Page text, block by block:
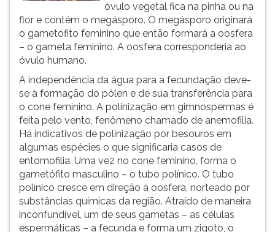
óvulo vegetal fica na pinha ou na
flor e contém o megásporo. O megásporo originará
o gametófito feminino que então formará a oosfera
– o gameta feminino. A oosfera corresponderia ao
óvulo humano.
A independência da água para a fecundação deve-
se à formação do pólen e de sua transferência para
o cone feminino. A polinização em gimnospermas é
feita pelo vento, fenômeno chamado de anemofilia.
Há indicativos de polinização por besouros em
algumas espécies o que significaria casos de
entomofilia. Uma vez no cone feminino, forma o
gametófito masculino – o tubo polínico. O tubo
polínico cresce em direção à oosfera, norteado por
substâncias químicas da região. Atraído de maneira
inconfundível, um de seus gametas – as células
espermáticas – a fecunda e forma um zigoto, o